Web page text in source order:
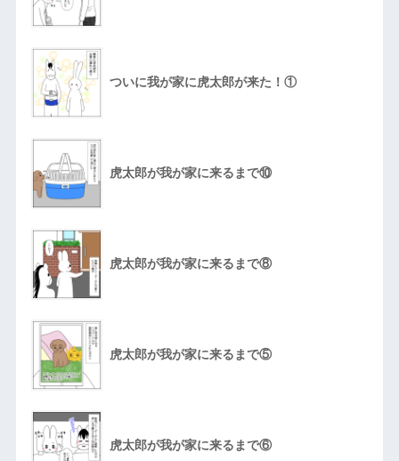
ついに我が家に虎太郎が来た！①
虎太郎が我が家に来るまで⑩
虎太郎が我が家に来るまで⑧
虎太郎が我が家に来るまで⑤
虎太郎が我が家に来るまで⑥